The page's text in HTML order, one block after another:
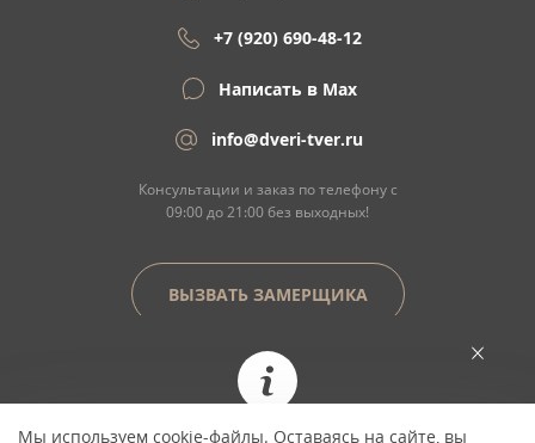
+7 (920) 690-48-12
Написать в Max
info@dveri-tver.ru
Консультации и заказ по телефону с
09:00 до 21:00 без выходных!
ВЫЗВАТЬ ЗАМЕРЩИКА
Сайт не является договором оферты
Мы используем cookie-файлы. Оставаясь на сайте, вы